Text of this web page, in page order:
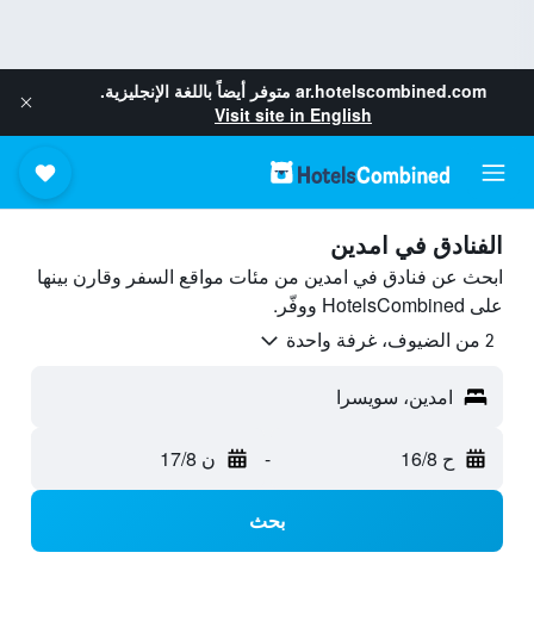
ar.hotelscombined.com متوفر أيضاً باللغة الإنجليزية.
Visit site in English
الفنادق في امدين
ابحث عن فنادق في امدين من مئات مواقع السفر وقارن بينها
على HotelsCombined ووفّر.
2 من الضيوف، غرفة واحدة
امدين، سويسرا
ح 16/8 - ن 17/8
بحث